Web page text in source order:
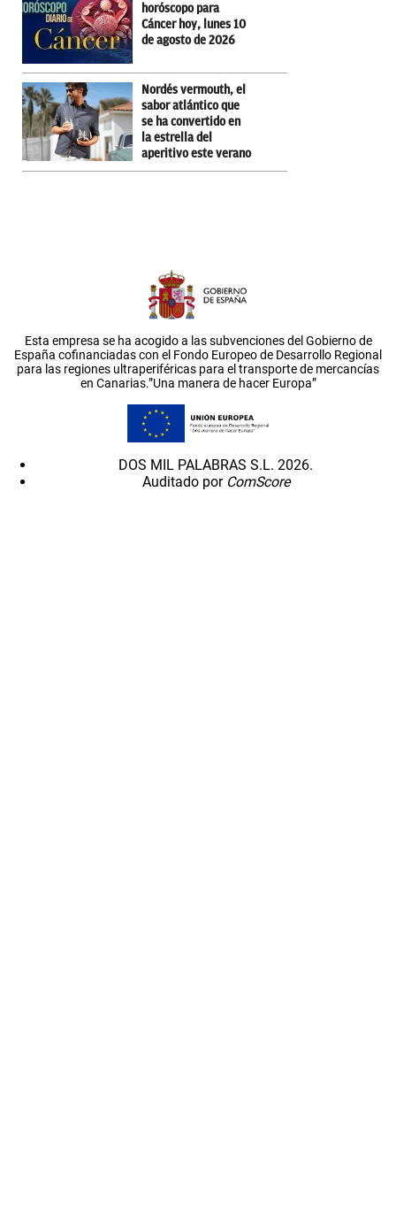
horóscopo para
Cáncer hoy, lunes 10
de agosto de 2026
Nordés vermouth, el
sabor atlántico que
se ha convertido en
la estrella del
aperitivo este verano
Esta empresa se ha acogido a las subvenciones del Gobierno de
España cofinanciadas con el Fondo Europeo de Desarrollo Regional
para las regiones ultraperiféricas para el transporte de mercancías
en Canarias.”Una manera de hacer Europa”
DOS MIL PALABRAS S.L. 2026.
Auditado por ComScore